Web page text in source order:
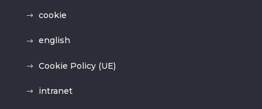
cookie
english
Cookie Policy (UE)
intranet